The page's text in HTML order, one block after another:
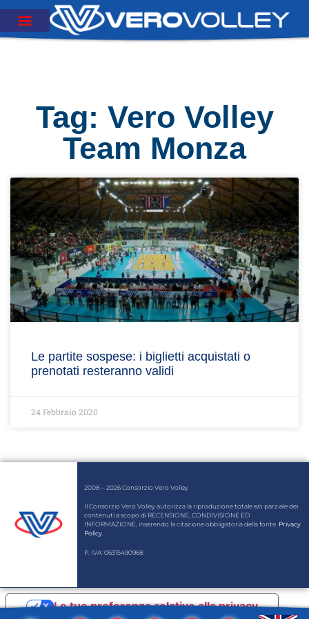
Tag: Vero Volley
Team Monza
Le partite sospese: i biglietti acquistati o
prenotati resteranno validi
24 Febbraio 2020
2008 – 2026 Consorzio Vero Volley
Il Consorzio Vero Volley autorizza la riproduzione totale e/o parziale dei
contenuti a scopo di RECENSIONE, CONDIVISIONE ED
INFORMAZIONE, inserendo la citazione obbligatoria della fonte. Privacy
Policy.
P. IVA: 06315490968
Le tue preferenze relative alla privacy